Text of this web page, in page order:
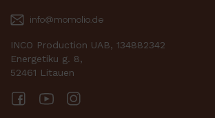
info@momolio.de
INCO Production UAB, 134882342
Energetiku g. 8,
52461 Litauen
FacebookYouTube